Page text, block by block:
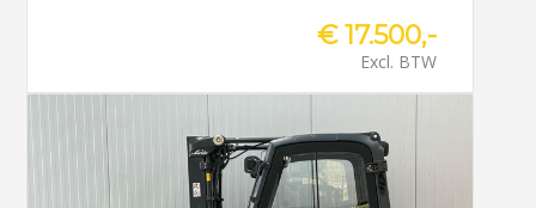
€ 17.500,-
Excl. BTW